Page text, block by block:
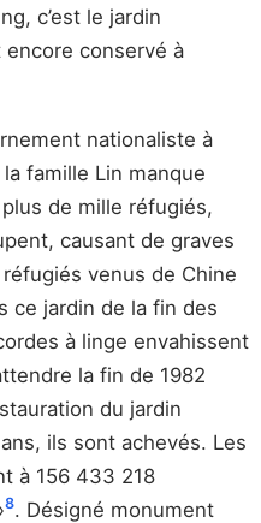
c’est le jardin
conservé à
nationaliste à
famille Lin manque
de mille réfugiés,
causant de graves
venus de Chine
ce jardin de la fin des
à linge envahissent
la fin de 1982
du jardin
ils sont achevés. Les
à 156 433 218
8. Désigné monument